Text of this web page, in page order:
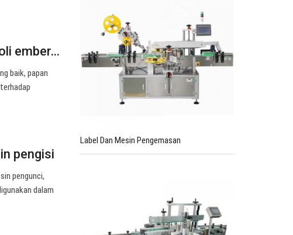
ember…
baik, papan
pengisi
pengunci,
dalam
Label Dan Mesin Pengemasan